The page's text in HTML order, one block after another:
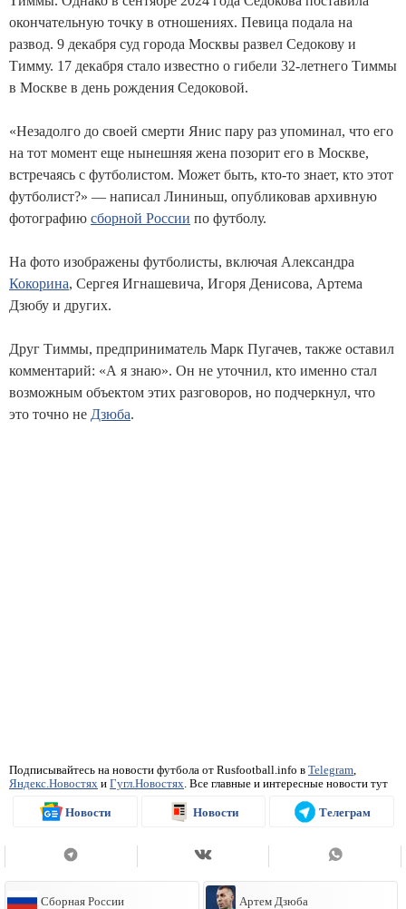
окончательную точку в отношениях. Певица подала на
развод. 9 декабря суд города Москвы развел Седокову и
Тимму. 17 декабря стало известно о гибели 32-летнего Тиммы
в Москве в день рождения Седоковой.
«Незадолго до своей смерти Янис пару раз упоминал, что его
на тот момент еще нынешняя жена позорит его в Москве,
встречаясь с футболистом. Может быть, кто-то знает, кто этот
футболист?» — написал Лининьш, опубликовав архивную
фотографию сборной России по футболу.
На фото изображены футболисты, включая Александра
Кокорина, Сергея Игнашевича, Игоря Денисова, Артема
Дзюбу и других.
Друг Тиммы, предприниматель Марк Пугачев, также оставил
комментарий: «А я знаю». Он не уточнил, кто именно стал
возможным объектом этих разговоров, но подчеркнул, что
это точно не Дзюба.
Подписывайтесь на новости футбола от Rusfootball.info в Telegram,
Яндекс.Новостях и Гугл.Новостях. Все главные и интересные новости тут
Новости Новости Телеграм
Сборная России Артем Дзюба